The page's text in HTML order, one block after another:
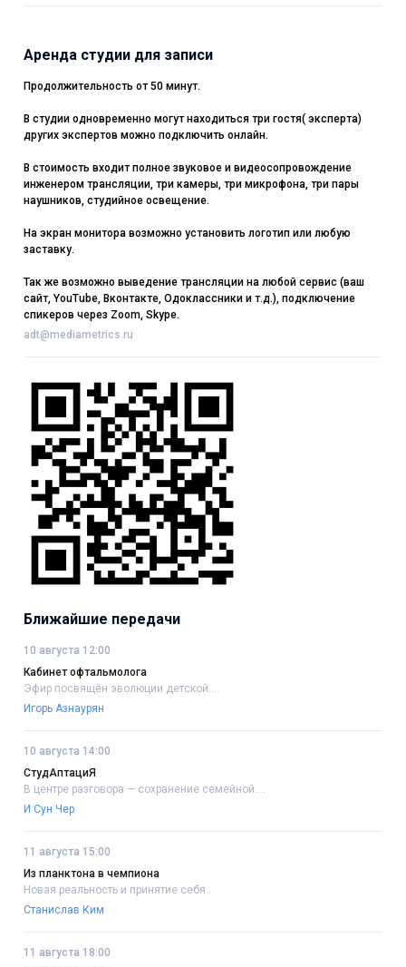
Аренда студии для записи
Продолжительность от 50 минут.
В студии одновременно могут находиться три гостя( эксперта)
других экспертов можно подключить онлайн.
В стоимость входит полное звуковое и видеосопровождение
инженером трансляции, три камеры, три микрофона, три пары
наушников, студийное освещение.
На экран монитора возможно установить логотип или любую
заставку.
Так же возможно выведение трансляции на любой сервис (ваш
сайт, YouTube, Вконтакте, Одоклассники и т.д.), подключение
спикеров через Zoom, Skype.
adt@mediametrics.ru
Ближайшие передачи
10 августа 12:00
Кабинет офтальмолога
Эфир посвящён эволюции детской....
Игорь Азнаурян
10 августа 14:00
СтудАптациЯ
В центре разговора — сохранение семейной....
И Сун Чер
11 августа 15:00
Из планктона в чемпиона
Новая реальность и принятие себя..
Станислав Ким
11 августа 18:00